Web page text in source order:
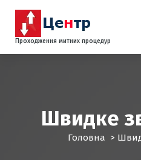
Проходження митних процедур
Швидке
Головна >